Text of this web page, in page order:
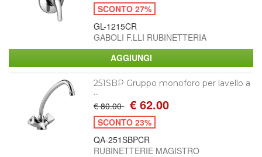
SCONTO 27%
GL-1215CR
GABOLI F.LLI RUBINETTERIA
251SBP Gruppo monoforo per lavello a
...
€ 80.00 € 62.00
SCONTO 23%
QA-251SBPCR
RUBINETTERIE MAGISTRO